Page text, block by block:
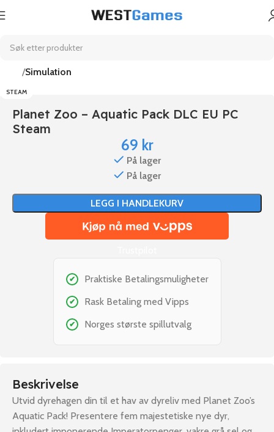
Simulation
STEAM
Planet Zoo – Aquatic Pack DLC EU PC
Steam
69 kr
På lager
På lager
LEGG I HANDLEKURV
✔ Praktiske Betalingsmuligheter
✔ Rask Betaling med Vipps
✔ Norges største spillutvalg
Beskrivelse
Utvid dyrehagen din til et hav av dyreliv med Planet Zoo’s
Aquatic Pack! Presentere fem majestetiske nye dyr,